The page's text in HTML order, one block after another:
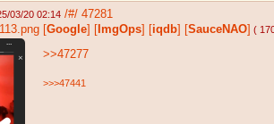
03/20 02:14 /#/ 47281
[Google] [ ImgOps] [iqdb] [SauceNAO] (
>>47277
>>>47441